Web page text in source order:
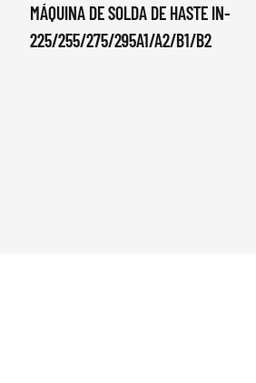
MÁQUINA DE SOLDA DE HASTE IN-
225/255/275/295A1/A2/B1/B2